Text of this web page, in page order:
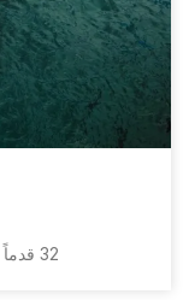
32 قدماً – فاندوتش – 1,500 دولار أمريكي